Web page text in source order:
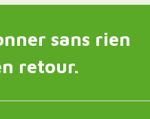
sans rien
retour.